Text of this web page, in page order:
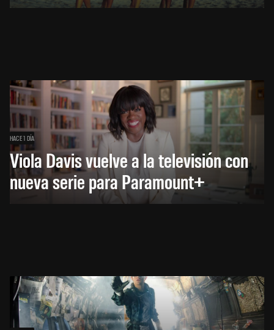
HACE 1 DÍA
Viola Davis vuelve a la televisión con
nueva serie para Paramount+